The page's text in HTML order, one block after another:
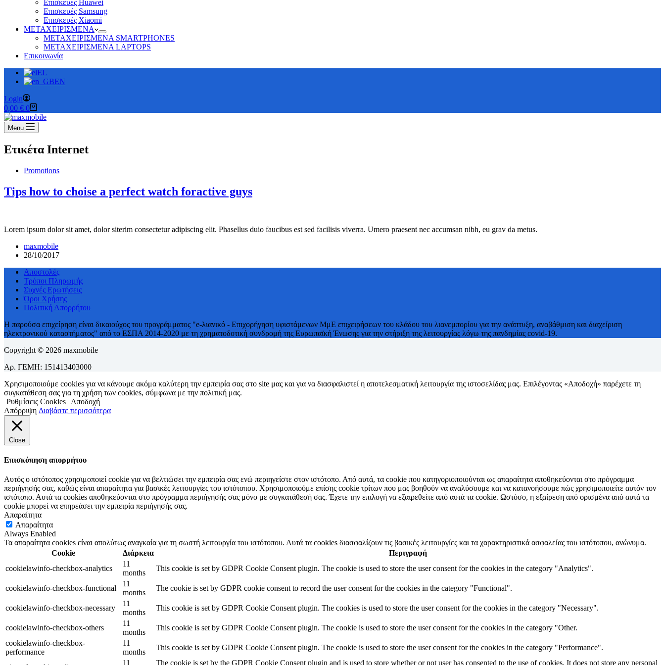
Επισκευές Huawei
Επισκευές Samsung
Επισκευές Xiaomi
ΜΕΤΑΧΕΙΡΙΣΜΕΝΑ
ΜΕΤΑΧΕΙΡΙΣΜΕΝΑ SMARTPHONES
ΜΕΤΑΧΕΙΡΙΣΜΕΝΑ LAPTOPS
Επικοινωνία
EL
EN
Login
Καλάθι
Αγορών
0,00 € 0
Menu
ΕτικέταInternet
Promotions
Tips how to choise a perfect watch foractive guys
Lorem ipsum dolor sit amet, dolor siterim consectetur adipiscing elit. Phasellus duio faucibus est sed facilisis viverra. Umero praesent nec accumsan nibh, eu grav da metus.
maxmobile
28/10/2017
Αποστολές
Τρόποι Πληρωμής
Συχνές Ερωτήσεις
Όροι Χρήσης
Πολιτική Απορρήτου
H παρούσα επιχείρηση είναι δικαιούχος του προγράμματος "e-λιανικό - Επιχορήγηση υφιστάμενων ΜμΕ επιχειρήσεων του κλάδου του λιανεμπορίου για την ανάπτυξη, αναβάθμιση και διαχείριση
ηλεκτρονικού καταστήματος" από το ΕΣΠΑ 2014-2020 με τη χρηματοδοτική συνδρομή της Ευρωπαϊκή Ένωσης για την στήριξη της λειτουργίας λόγω της πανδημίας covid-19.
Copyright © 2026 maxmobile
Αρ. ΓΕΜΗ: 151413403000
Χρησιμοποιούμε cookies για να κάνουμε ακόμα καλύτερη την εμπειρία σας στο site μας και για να διασφαλιστεί η αποτελεσματική λειτουργία της ιστοσελίδας μας. Επιλέγοντας «Αποδοχή» παρέχετε τη
συγκατάθεση σας για τη χρήση των cookies, σύμφωνα με την πολιτική μας.
Ρυθμίσεις Cookies
Αποδοχή
Απόρριψη Διαβάστε περισσότερα
Close
Επισκόπηση απορρήτου
Αυτός ο ιστότοπος χρησιμοποιεί cookie για να βελτιώσει την εμπειρία σας ενώ περιηγείστε στον ιστότοπο. Από αυτά, τα cookie που κατηγοριοποιούνται ως απαραίτητα αποθηκεύονται στο πρόγραμμα
περιήγησής σας, καθώς είναι απαραίτητα για βασικές λειτουργίες του ιστότοπου. Χρησιμοποιούμε επίσης cookie τρίτων που μας βοηθούν να αναλύσουμε και να κατανοήσουμε πώς χρησιμοποιείτε αυτόν τον
ιστότοπο. Αυτά τα cookies αποθηκεύονται στο πρόγραμμα περιήγησής σας μόνο με συγκατάθεσή σας. Έχετε την επιλογή να εξαιρεθείτε από αυτά τα cookie. Ωστόσο, η εξαίρεση από ορισμένα από αυτά τα
cookie μπορεί να επηρεάσει την εμπειρία περιήγησής σας.
Απαραίτητα
Απαραίτητα
Always Enabled
Τα απαραίτητα cookies είναι απολύτως αναγκαία για τη σωστή λειτουργία του ιστότοπου. Αυτά τα cookies διασφαλίζουν τις βασικές λειτουργίες και τα χαρακτηριστικά ασφαλείας του ιστότοπου, ανώνυμα.
Cookie
Διάρκεια
Περιγραφή
cookielawinfo-checkbox-analytics
11
months
This cookie is set by GDPR Cookie Consent plugin. The cookie is used to store the user consent for the cookies in the category "Analytics".
cookielawinfo-checkbox-functional
11
months
The cookie is set by GDPR cookie consent to record the user consent for the cookies in the category "Functional".
cookielawinfo-checkbox-necessary
11
months
This cookie is set by GDPR Cookie Consent plugin. The cookies is used to store the user consent for the cookies in the category "Necessary".
cookielawinfo-checkbox-others
11
months
This cookie is set by GDPR Cookie Consent plugin. The cookie is used to store the user consent for the cookies in the category "Other.
cookielawinfo-checkbox-
performance
11
months
This cookie is set by GDPR Cookie Consent plugin. The cookie is used to store the user consent for the cookies in the category "Performance".
11 The cookie is set by the GDPR Cookie Consent plugin and is used to store whether or not user has consented to the use of cookies. It does not store any personal